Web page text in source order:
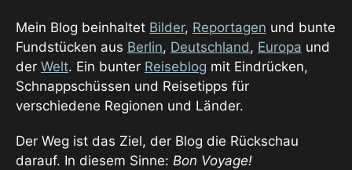
Mein Blog beinhaltet Bilder, Reportagen und bunte
Fundstücken aus Berlin, Deutschland, Europa und
der Welt. Ein bunter Reiseblog mit Eindrücken,
Schnappschüssen und Reisetipps für
verschiedene Regionen und Länder.
Der Weg ist das Ziel, der Blog die Rückschau
darauf. In diesem Sinne: Bon Voyage!